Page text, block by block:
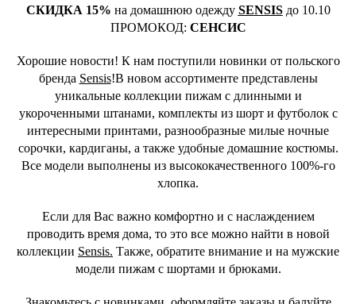
СКИДКА 15% на домашнюю одежду SENSISдо 10.10
ПРОМОКОД: СЕНСИС
Хорошие новости! К нам поступили новинки от польского
бренда Sensis!В новом ассортименте представлены
уникальные коллекции пижам с длинными и
укороченными штанами, комплекты из шорт и футболок с
интересными принтами, разнообразные милые ночные
сорочки, кардиганы, а также удобные домашние костюмы.
Все модели выполнены из высококачественного 100%-го
хлопка.
Если для Вас важно комфортно и с наслаждением
проводить время дома, то это все можно найти в новой
коллекции Sensis. Также, обратите внимание и на мужские
модели пижам с шортами и брюками.